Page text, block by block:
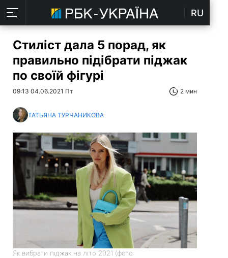
RU
Стиліст дала 5 порад, як
правильно підібрати піджак
по своїй фігурі
09:13 04.06.2021 Пт 2 мин
ТАТЬЯНА ТУРЧАНИКОВА
Як вибрати піджак на літо 2021 (фото: